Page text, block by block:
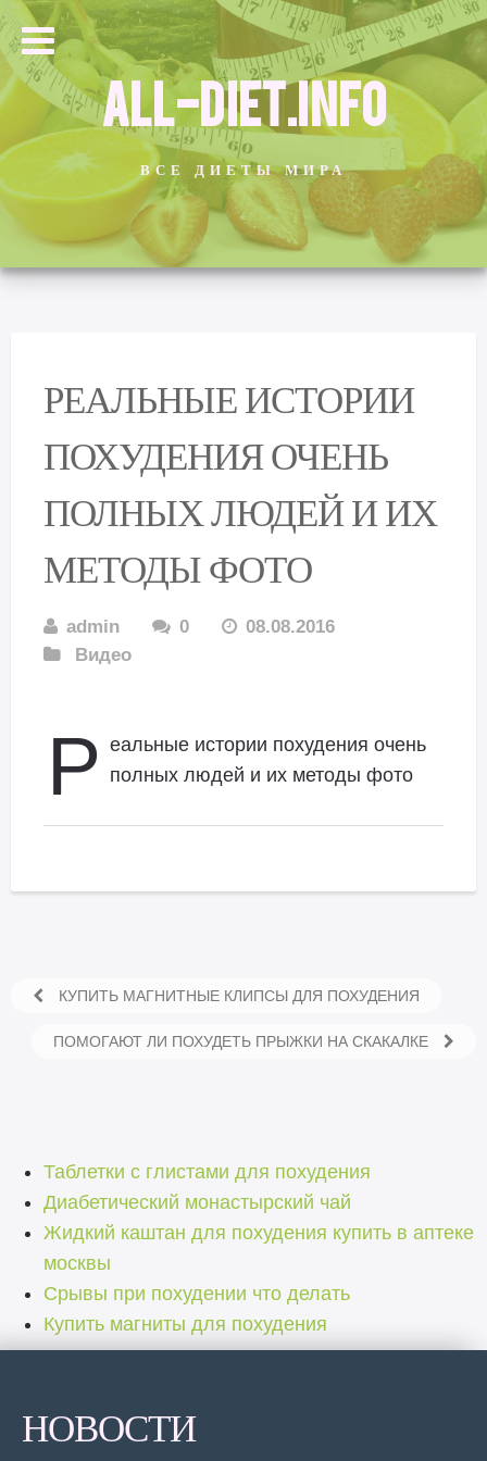
ALL-DIET.INFO
ВСЕ ДИЕТЫ МИРА
РЕАЛЬНЫЕ ИСТОРИИ
ПОХУДЕНИЯ ОЧЕНЬ
ПОЛНЫХ ЛЮДЕЙ И ИХ
МЕТОДЫ ФОТО
admin 0
08.08.2016
Видео
Р еальные истории похудения очень
полных людей и их методы фото
КУПИТЬ МАГНИТНЫЕ КЛИПСЫ ДЛЯ ПОХУДЕНИЯ
ПОМОГАЮТ ЛИ ПОХУДЕТЬ ПРЫЖКИ НА СКАКАЛКЕ
Таблетки с глистами для похудения
Диабетический монастырский чай
Жидкий каштан для похудения купить в аптеке
москвы
Срывы при похудении что делать
Купить магниты для похудения
НОВОСТИ